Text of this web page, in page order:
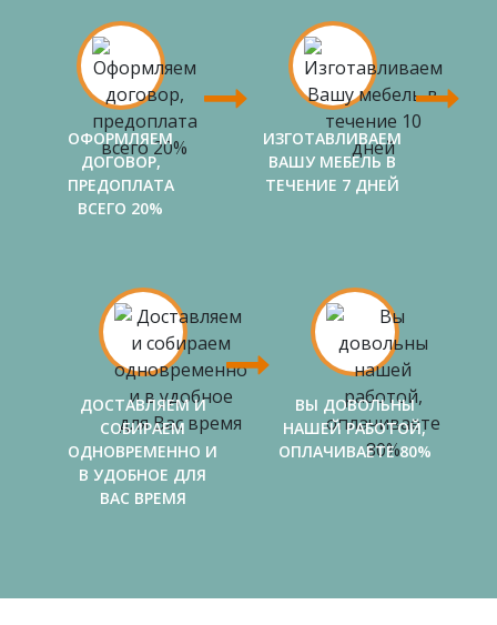
ОФОРМЛЯЕМ
ДОГОВОР,
ПРЕДОПЛАТА
ВСЕГО 20%
ИЗГОТАВЛИВАЕМ
ВАШУ МЕБЕЛЬ В
ТЕЧЕНИЕ 7 ДНЕЙ
ДОСТАВЛЯЕМ И
СОБИРАЕМ
ОДНОВРЕМЕННО И
В УДОБНОЕ ДЛЯ
ВАС ВРЕМЯ
ВЫ ДОВОЛЬНЫ
НАШЕЙ РАБОТОЙ,
ОПЛАЧИВАЕТЕ 80%